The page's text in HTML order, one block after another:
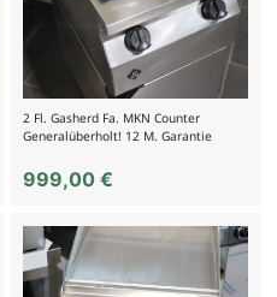
2 Fl. Gasherd Fa. MKN Counter
Generalüberholt! 12 M. Garantie
999,00€